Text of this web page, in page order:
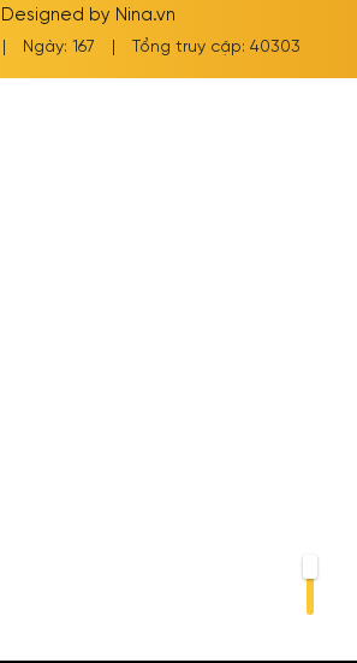
Designed by Nina.vn
Ngày: 167 Tổng truy cập: 40303